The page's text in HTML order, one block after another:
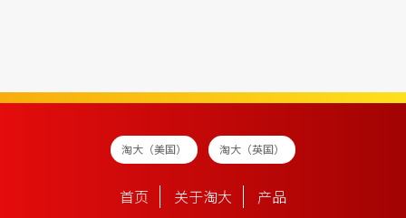
淘大（美国） 淘大（英国）
首页 关于淘大 产品